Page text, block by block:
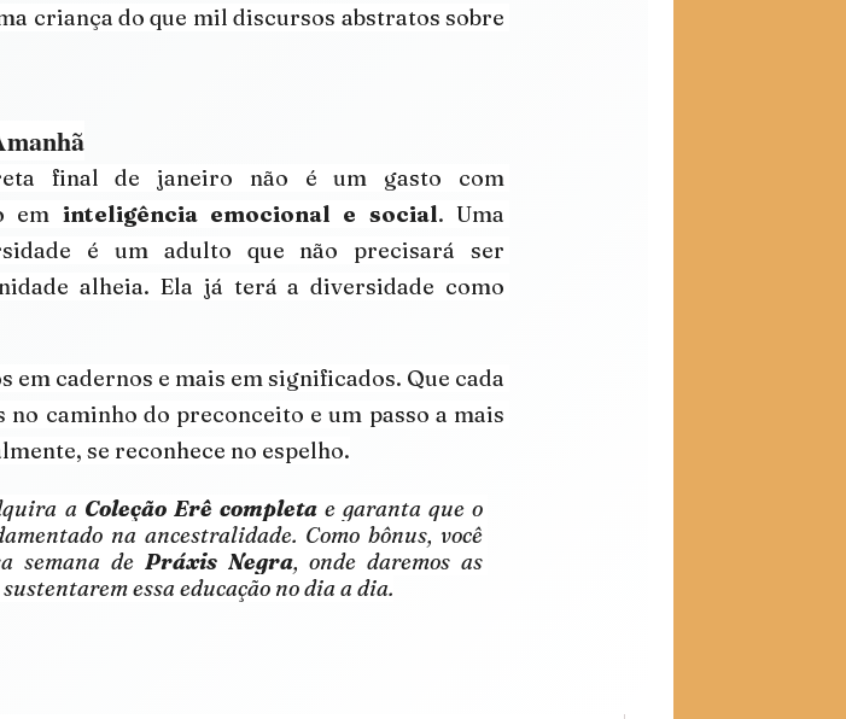
criança do que mil discursos abstratos sobre
final de janeiro não é um gasto com
em inteligência emocional e social. Uma
é um adulto que não precisará ser
alheia. Ela já terá a diversidade como
em cadernos e mais em significados. Que cada
no caminho do preconceito e um passo a mais
se reconhece no espelho.
a Coleção Erê completa e garanta que o
na ancestralidade. Como bônus, você
semana de Práxis Negra, onde daremos as
essa educação no dia a dia.